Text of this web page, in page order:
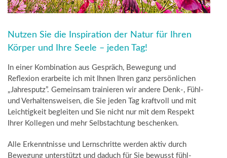
Nutzen Sie die Inspiration der Natur für Ihren
Körper und Ihre Seele – jeden Tag!
In einer Kombination aus Gespräch, Bewegung und
Reflexion erarbeite ich mit Ihnen Ihren ganz persönlichen
„Jahresputz”. Gemeinsam trainieren wir andere Denk-, Fühl-
und Verhaltensweisen, die Sie jeden Tag kraftvoll und mit
Leichtigkeit begleiten und Sie nicht nur mit dem Respekt
Ihrer Kollegen und mehr Selbstachtung beschenken.
Alle Erkenntnisse und Lernschritte werden aktiv durch
Bewegung unterstützt und daduch für Sie bewusst fühl-